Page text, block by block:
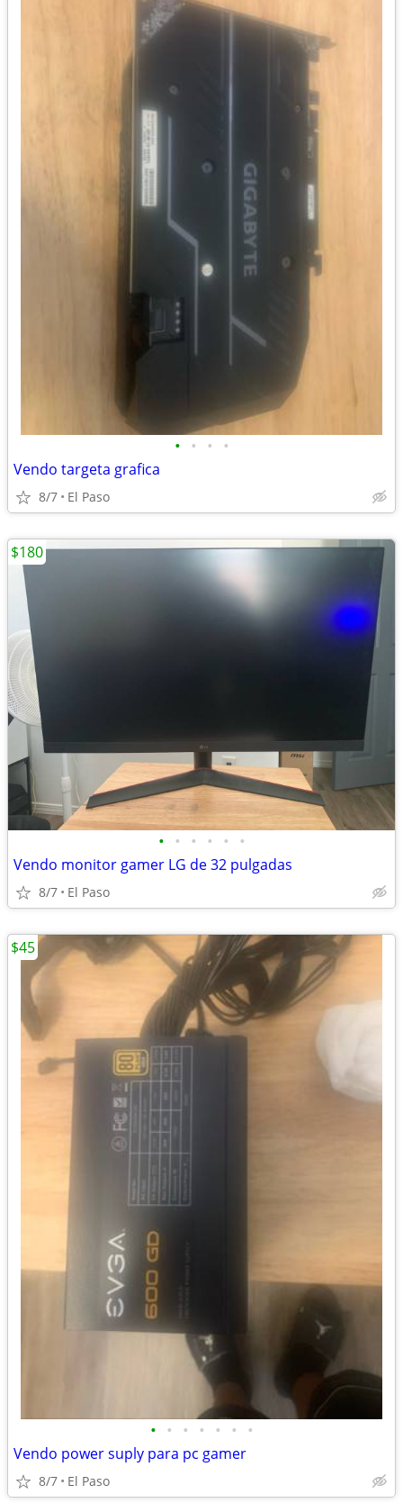
• • • •
Vendo targeta grafica
8/7 El Paso
• • • • • •
Vendo monitor gamer LG de 32 pulgadas
8/7 El Paso
$180
• • • • • • •
Vendo power suply para pc gamer
8/7 El Paso
$45